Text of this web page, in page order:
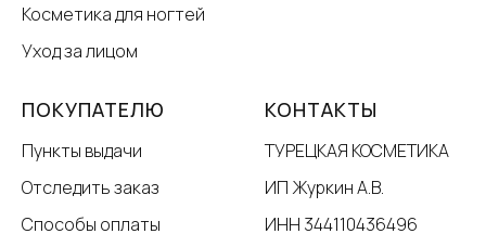
Косметика для ногтей
Уход за лицом
ПОКУПАТЕЛЮ
Пункты выдачи
Отследить заказ
Способы оплаты
КОНТАКТЫ
ТУРЕЦКАЯ КОСМЕТИКА
ИП Журкин А.В.
ИНН 344110436496